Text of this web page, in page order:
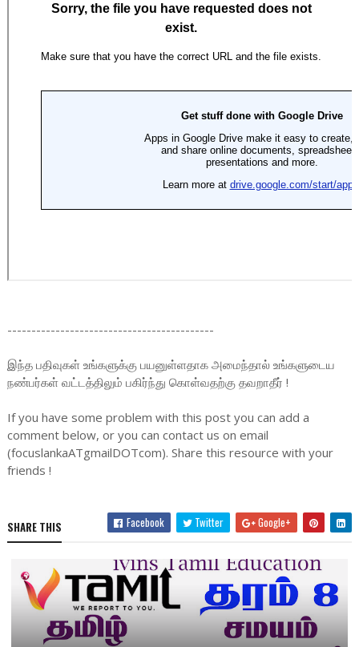
-------------------------------------------
இந்த பதிவுகள் உங்களுக்கு பயனுள்ளதாக அமைந்தால் உங்களுடைய
நண்பர்கள் வட்டத்திலும் பகிர்ந்து கொள்வதற்கு தவறாதீர் !
If you have some problem with this post you can add a
comment below, or you can contact us on email
(focuslankaATgmailDOTcom). Share this resource with your
friends !
SHARE THIS Facebook Twitter Google+